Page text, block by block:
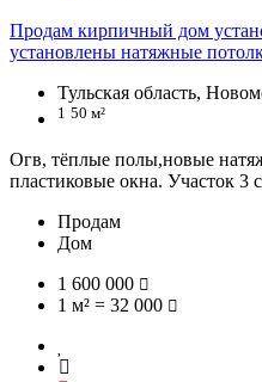
Продам кирпичный дом
установлены натяжные
Тульская область,
1 50 м²
Огв, тёплые полы,новые
пластиковые окна. Участок 3
Продам
Дом
1 600 000
1 м² = 32 000